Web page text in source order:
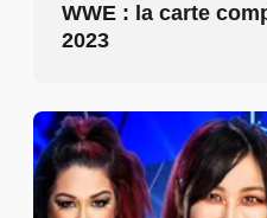
WWE : la carte
2023